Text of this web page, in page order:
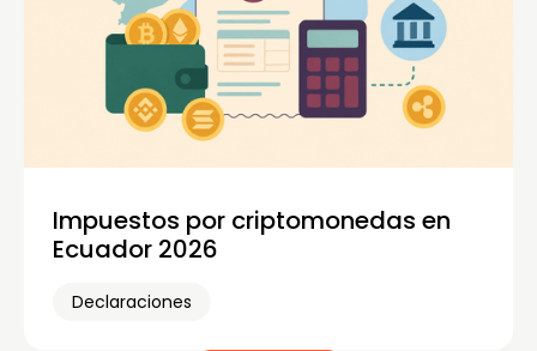
Impuestos por criptomonedas en
Ecuador 2026
Declaraciones